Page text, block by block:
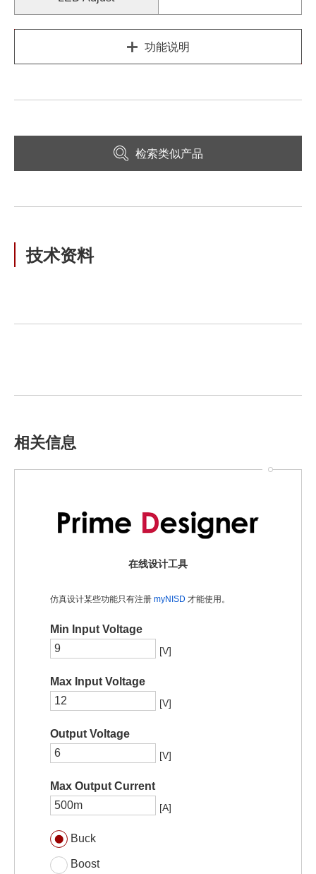
功能说明
检索类似产品
技术资料
相关信息
在线设计工具
仿真设计某些功能只有注册 myNISD 才能使用。
Min Input Voltage
[V]
Max Input Voltage
[V]
Output Voltage
[V]
Max Output Current
[A]
Buck
Boost